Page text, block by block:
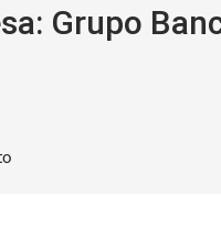
Grupo